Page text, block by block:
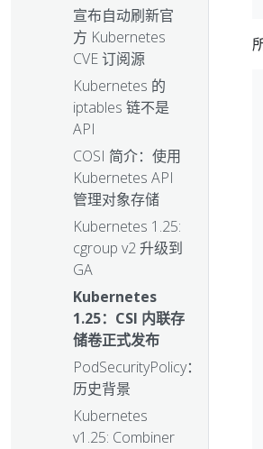
宣布自动刷新官
方 Kubernetes
CVE 订阅源
Kubernetes 的
iptables 链不是
API
COSI 简介：使用
Kubernetes API
管理对象存储
Kubernetes 1.25:
cgroup v2 升级到
GA
Kubernetes
1.25：CSI 内联存
储卷正式发布
PodSecurityPolicy：
历史背景
Kubernetes
v1.25: Combiner